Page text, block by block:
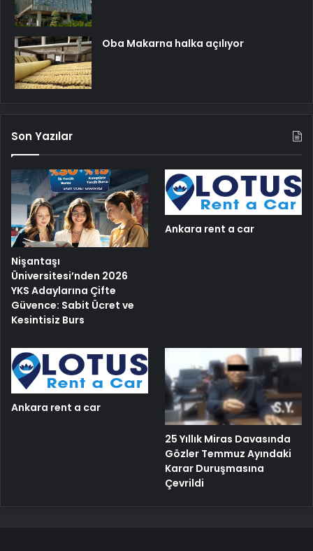
Oba Makarna halka açılıyor
Son Yazılar
Nişantaşı
Üniversitesi’nden 2026
YKS Adaylarına Çifte
Güvence: Sabit Ücret ve
Kesintisiz Burs
Ankara rent a car
Ankara rent a car
25 Yıllık Miras Davasında
Gözler Temmuz Ayındaki
Karar Duruşmasına
Çevrildi